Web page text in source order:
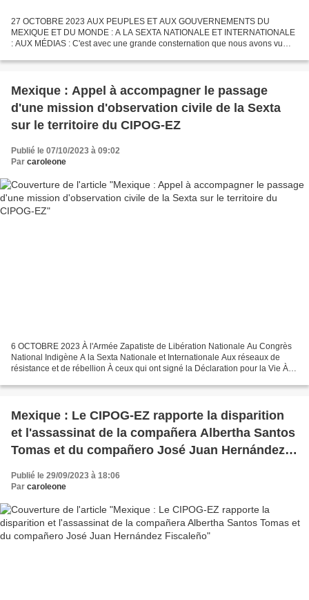
27 OCTOBRE 2023 AUX PEUPLES ET AUX GOUVERNEMENTS DU
MEXIQUE ET DU MONDE : A LA SEXTA NATIONALE ET INTERNATIONALE
: AUX MÉDIAS : C'est avec une grande consternation que nous avons vu
Mexique : Appel à accompagner le passage
d'une mission d'observation civile de la Sexta
sur le territoire du CIPOG-EZ
Publié le 07/10/2023 à 09:02
Par caroleone
6 OCTOBRE 2023 À l'Armée Zapatiste de Libération Nationale Au Congrès
National Indigène A la Sexta Nationale et Internationale Aux réseaux de
résistance et de rébellion À ceux qui ont signé la Déclaration pour la Vie À
Mexique : Le CIPOG-EZ rapporte la disparition
et l'assassinat de la compañera Albertha Santos
Tomas et du compañero José Juan Hernández
Fiscaleño
Publié le 29/09/2023 à 18:06
Par caroleone